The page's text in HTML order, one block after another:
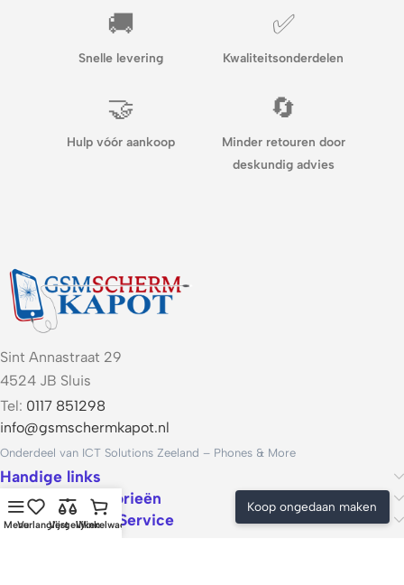
🚚
Snelle levering
✅
Kwaliteitsonderdelen
🤝
Hulp vóór aankoop
🔄
Minder retouren door
deskundig advies
Sint Annastraat 29
4524 JB Sluis
Tel: 0117 851298
info@gsmschermkapot.nl
Onderdeel van ICT Solutions Zeeland – Phones & More
Handige links
Populaire categorieën
Voorwaarden & Service
MenuVerlanglijstVergelijkenWinkelwagen
Koop ongedaan maken